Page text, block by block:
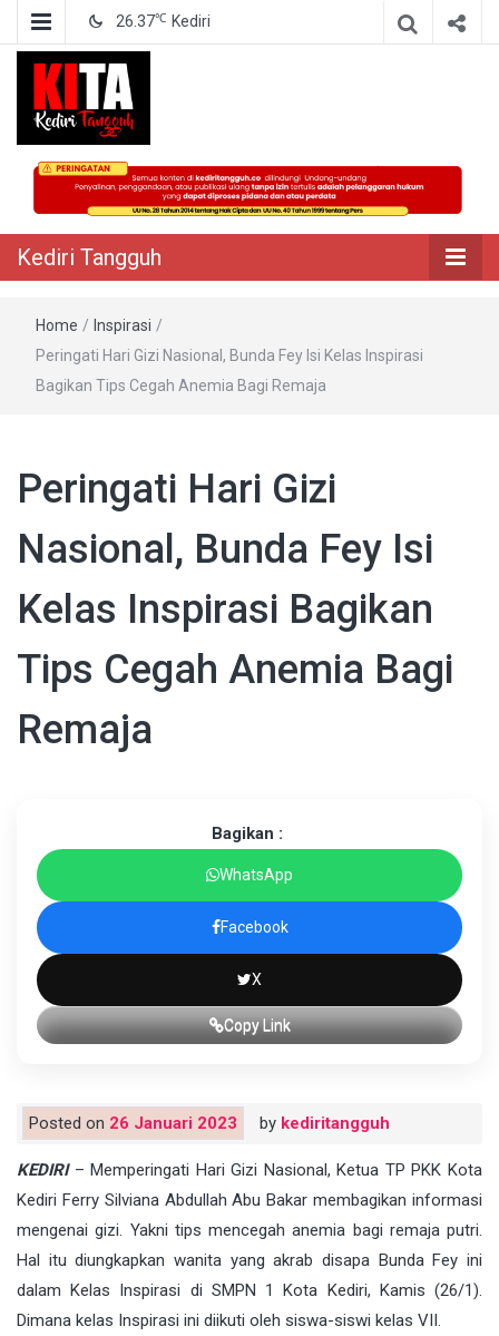
26.37℃ Kediri
Kediri Tangguh
Berita Akurat Terpercaya
Kediri Tangguh
Home / Inspirasi /
Peringati Hari Gizi Nasional, Bunda Fey Isi Kelas Inspirasi
Bagikan Tips Cegah Anemia Bagi Remaja
Peringati Hari Gizi
Nasional, Bunda Fey Isi
Kelas Inspirasi Bagikan
Tips Cegah Anemia Bagi
Remaja
Bagikan :
WhatsApp
Facebook
X
Copy Link
Posted on 26 Januari 2023 by kediritangguh
KEDIRI– Memperingati Hari Gizi Nasional, Ketua TP PKK Kota
Kediri Ferry Silviana Abdullah Abu Bakar membagikan informasi
mengenai gizi. Yakni tips mencegah anemia bagi remaja putri.
Hal itu diungkapkan wanita yang akrab disapa Bunda Fey ini
dalam Kelas Inspirasi di SMPN 1 Kota Kediri, Kamis (26/1).
Dimana kelas Inspirasi ini diikuti oleh siswa-siswi kelas VII.